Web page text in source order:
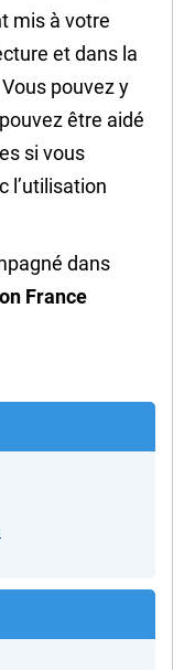
mis à votre
et dans la
pouvez y
être aidé
si vous
l’utilisation
dans
France